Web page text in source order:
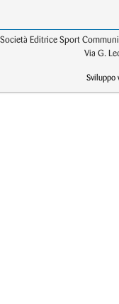
Società Editrice Sport
Via G.
Sviluppo